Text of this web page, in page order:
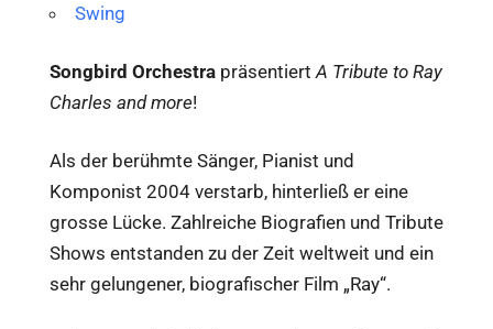
Swing
Songbird Orchestra präsentiert A Tribute to Ray
Charles and more!
Als der berühmte Sänger, Pianist und
Komponist 2004 verstarb, hinterließ er eine
grosse Lücke. Zahlreiche Biografien und Tribute
Shows entstanden zu der Zeit weltweit und ein
sehr gelungener, biografischer Film „Ray“.